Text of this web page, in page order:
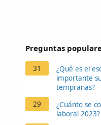
Preguntas
31
¿Qué es el
importante
tempranas?
29
¿Cuánto se
laboral 2023?